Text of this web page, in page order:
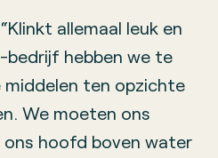
allemaal leuk en
bedrijf hebben we te
ten opzichte
We moeten ons
hoofd boven water